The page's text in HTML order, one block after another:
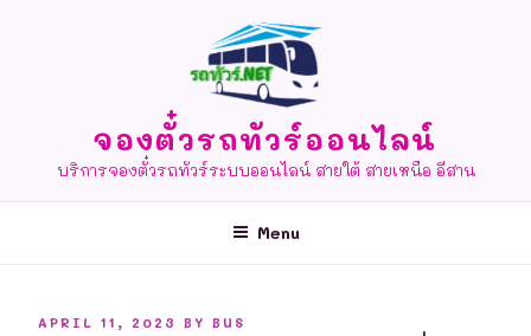
จองตั๋วรถทัวร์ออนไลน์
บริการจองตั๋วรถทัวร์ระบบออนไลน์ สายใต้ สายเหนือ อีสาน
Menu
POSTED
APRIL 11, 2023 BY BUS